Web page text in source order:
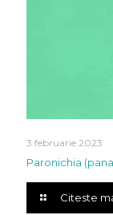
3 februarie 2023
Paronichia
Citeste